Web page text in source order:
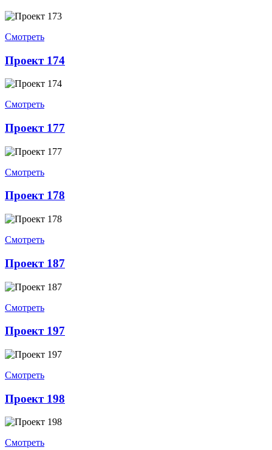
Смотреть
Проект 174
Смотреть
Проект 177
Смотреть
Проект 178
Смотреть
Проект 187
Смотреть
Проект 197
Смотреть
Проект 198
Смотреть